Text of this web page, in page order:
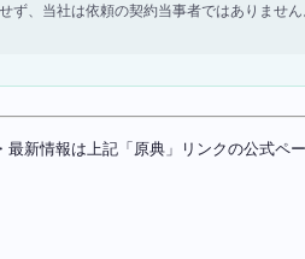
、当社は依頼の契約当事者ではありませ
新情報は上記「原典」リンクの公式ペ